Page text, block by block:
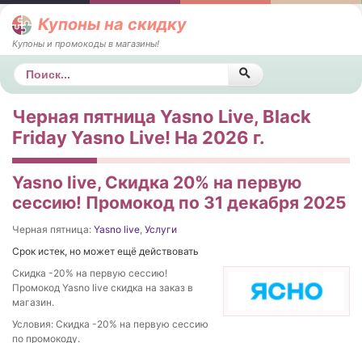
Купоны на скидку
Купоны и промокоды в магазины!
Поиск
Черная пятница Yasno Live, Black
Friday Yasno Live! На 2026 г.
Yasno live, Скидка 20% на первую
сессию! Промокод по 31 декабря 2025
Черная пятница: Yasno live, Услуги
Срок истек, но может ещё действовать
Скидка -20% на первую сессию!
Промокод Yasno live скидка на заказ в
магазин.
Условия: Скидка -20% на первую сессию
по промокоду.